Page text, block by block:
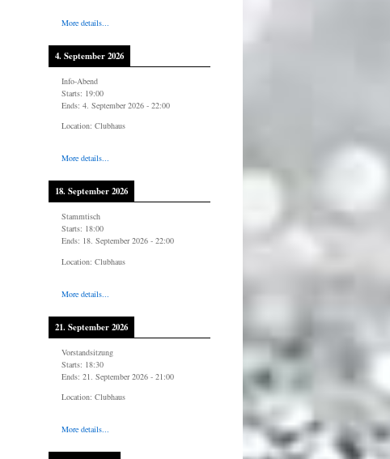
More details...
4. September 2026
Info-Abend
Starts: 19:00
Ends: 4. September 2026- 22:00
Location: Clubhaus
More details...
18. September 2026
Stammtisch
Starts: 18:00
Ends: 18. September 2026- 22:00
Location: Clubhaus
More details...
21. September 2026
Vorstandsitzung
Starts: 18:30
Ends: 21. September 2026- 21:00
Location: Clubhaus
More details...